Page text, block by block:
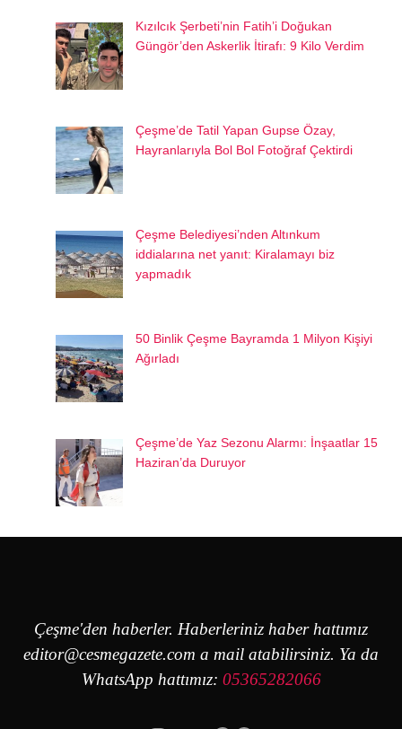
Kızılcık Şerbeti’nin Fatih’i Doğukan
Güngör’den Askerlik İtirafı: 9 Kilo Verdim
Çeşme’de Tatil Yapan Gupse Özay,
Hayranlarıyla Bol Bol Fotoğraf Çektirdi
Çeşme Belediyesi’nden Altınkum
iddialarına net yanıt: Kiralamayı biz
yapmadık
50 Binlik Çeşme Bayramda 1 Milyon Kişiyi
Ağırladı
Çeşme’de Yaz Sezonu Alarmı: İnşaatlar 15
Haziran’da Duruyor
Çeşme'den haberler. Haberleriniz haber hattımız
editor@cesmegazete.com a mail atabilirsiniz. Ya da
WhatsApp hattımız: 05365282066